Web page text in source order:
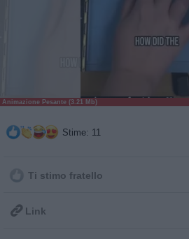
Animazione Pesante (3.21 Mb)
Stime: 11
Ti stimo fratello
 Link